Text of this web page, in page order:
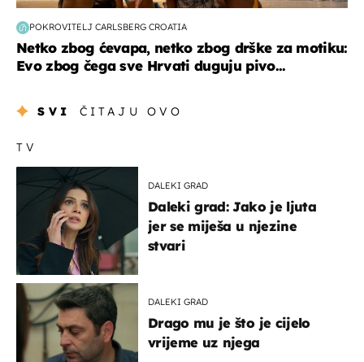
POKROVITELJ CARLSBERG CROATIA
Netko zbog ćevapa, netko zbog drške za motiku:
Evo zbog čega sve Hrvati duguju pivo...
SVI ČITAJU OVO
TV
DALEKI GRAD
Daleki grad: Jako je ljuta
jer se miješa u njezine
stvari
DALEKI GRAD
Drago mu je što je cijelo
vrijeme uz njega